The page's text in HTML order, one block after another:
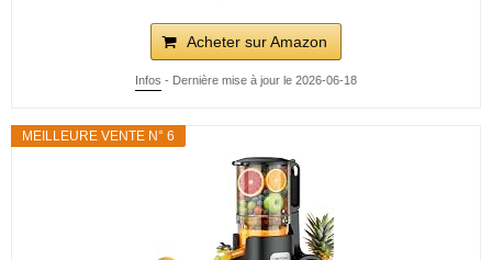
Acheter sur Amazon
Infos - Dernière mise à jour le 2026-06-18
MEILLEURE VENTE N° 6